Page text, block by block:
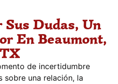
Dudas, Un
En Beaumont,
TX
de incertidumbre
sobre una relación, la